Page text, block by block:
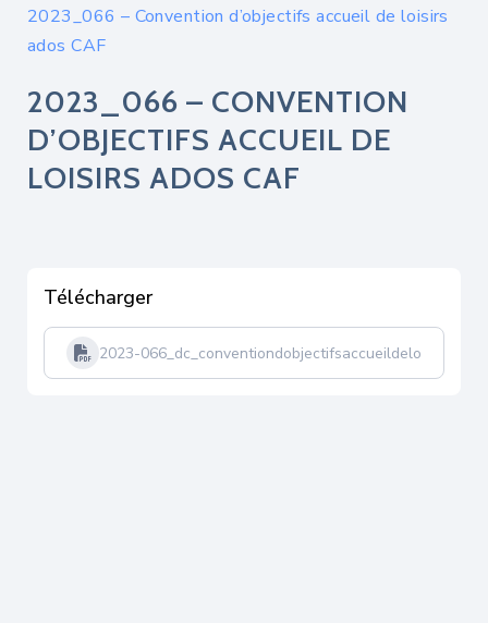
2023_066 – Convention d’objectifs accueil de loisirs
ados CAF
2023_066 – CONVENTION
D’OBJECTIFS ACCUEIL DE
LOISIRS ADOS CAF
Télécharger
2023-